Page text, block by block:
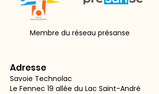
Membre du réseau présanse
Adresse
Savoie Technolac
Le Fennec 19 allée du Lac Saint-André